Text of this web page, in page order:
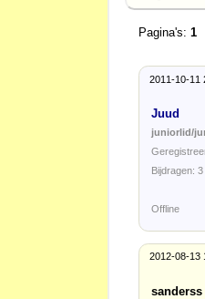
Pagina's: 1
2011-10-11
Juud
juniorlid/
Bijdragen: 3
Offline
2012-08-13
sanderss